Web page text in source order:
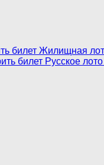
билет Жилищная
билет Русское